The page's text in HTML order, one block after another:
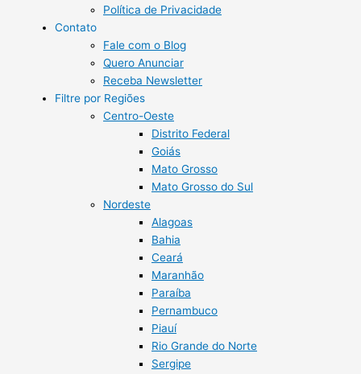
Política de Privacidade
Contato
Fale com o Blog
Quero Anunciar
Receba Newsletter
Filtre por Regiões
Centro-Oeste
Distrito Federal
Goiás
Mato Grosso
Mato Grosso do Sul
Nordeste
Alagoas
Bahia
Ceará
Maranhão
Paraíba
Pernambuco
Piauí
Rio Grande do Norte
Sergipe